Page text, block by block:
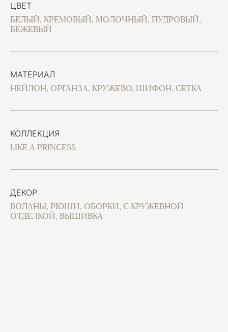
ЦВЕТ
БЕЛЫЙ, КРЕМОВЫЙ, МОЛОЧНЫЙ, ПУДРОВЫЙ,
БЕЖЕВЫЙ
МАТЕРИАЛ
НЕЙЛОН, ОРГАНЗА, КРУЖЕВО, ШИФОН, СЕТКА
КОЛЛЕКЦИЯ
LIKE A PRINCESS
ДЕКОР
ВОЛАНЫ, РЮШИ, ОБОРКИ, С КРУЖЕВНОЙ
ОТДЕЛКОЙ, ВЫШИВКА